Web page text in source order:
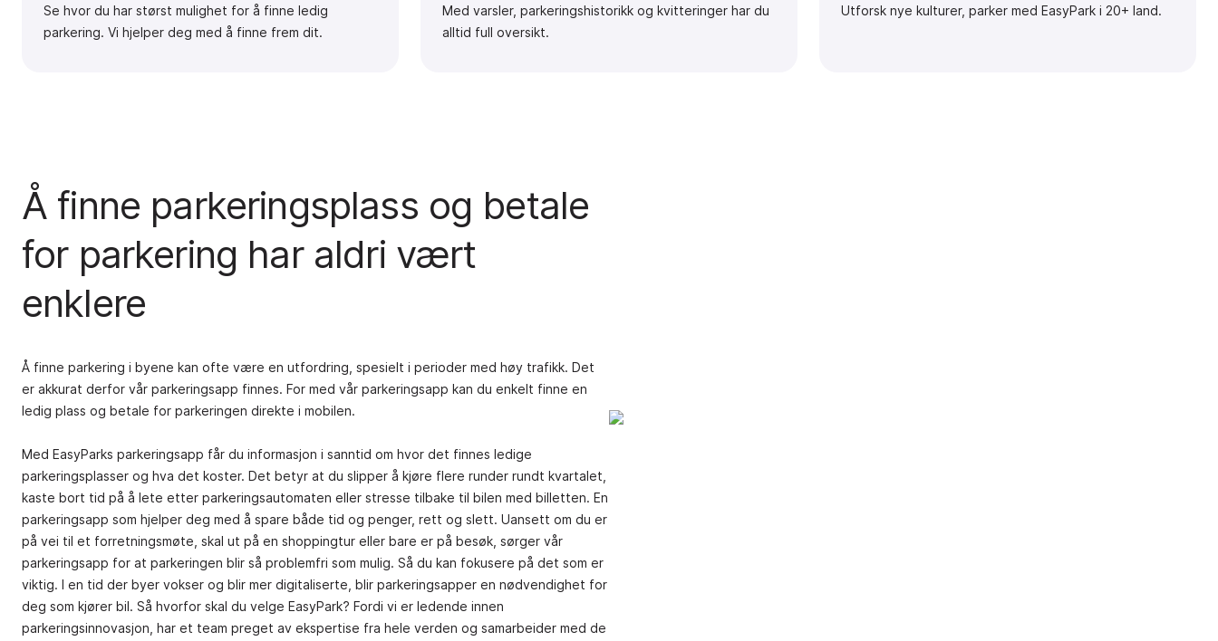
Se hvor du har størst mulighet for å finne ledig
parkering. Vi hjelper deg med å finne frem dit.
Med varsler, parkeringshistorikk og kvitteringer har du
alltid full oversikt.
Utforsk nye kulturer, parker med EasyPark i 20+ land.
Å finne parkeringsplass og betale
for parkering har aldri vært
enklere
Å finne parkering i byene kan ofte være en utfordring, spesielt i perioder med høy trafikk. Det
er akkurat derfor vår parkeringsapp finnes. For med vår parkeringsapp kan du enkelt finne en
ledig plass og betale for parkeringen direkte i mobilen.
Med EasyParks parkeringsapp får du informasjon i sanntid om hvor det finnes ledige
parkeringsplasser og hva det koster. Det betyr at du slipper å kjøre flere runder rundt kvartalet,
kaste bort tid på å lete etter parkeringsautomaten eller stresse tilbake til bilen med billetten. En
parkeringsapp som hjelper deg med å spare både tid og penger, rett og slett. Uansett om du er
på vei til et forretningsmøte, skal ut på en shoppingtur eller bare er på besøk, sørger vår
parkeringsapp for at parkeringen blir så problemfri som mulig. Så du kan fokusere på det som er
viktig. I en tid der byer vokser og blir mer digitaliserte, blir parkeringsapper en nødvendighet for
deg som kjører bil. Så hvorfor skal du velge EasyPark? Fordi vi er ledende innen
parkeringsinnovasjon, har et team preget av ekspertise fra hele verden og samarbeider med de